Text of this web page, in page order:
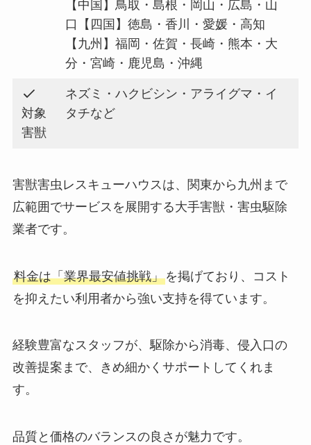
【中国】鳥取・島根・岡山・広島・山
口【四国】徳島・香川・愛媛・高知
【九州】福岡・佐賀・長崎・熊本・大
分・宮崎・鹿児島・沖縄
対象
害獣
ネズミ・ハクビシン・アライグマ・イ
タチなど
害獣害虫レスキューハウスは、関東から九州まで
広範囲でサービスを展開する大手害獣・害虫駆除
業者です。
料金は「業界最安値挑戦」を掲げており、コスト
を抑えたい利用者から強い支持を得ています。
経験豊富なスタッフが、駆除から消毒、侵入口の
改善提案まで、きめ細かくサポートしてくれま
す。
品質と価格のバランスの良さが魅力です。